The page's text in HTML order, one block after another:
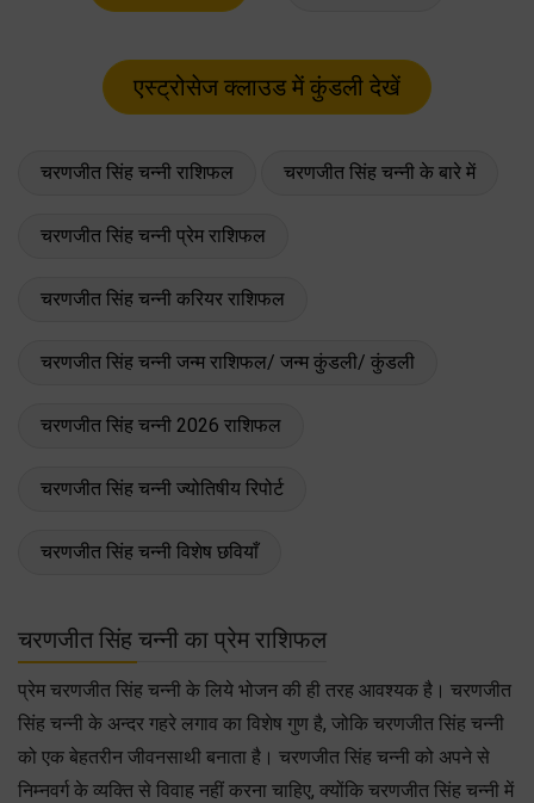
चरणजीत सिंह चन्नी राशिफल चरणजीत सिंह चन्नी के बारे में
चरणजीत सिंह चन्नी प्रेम राशिफल
चरणजीत सिंह चन्नी करियर राशिफल
चरणजीत सिंह चन्नी जन्म राशिफल/ जन्म कुंडली/ कुंडली
चरणजीत सिंह चन्नी 2026 राशिफल
चरणजीत सिंह चन्नी ज्योतिषीय रिपोर्ट
चरणजीत सिंह चन्नी विशेष छवियाँ
चरणजीत सिंह चन्नी का प्रेम राशिफल
प्रेम चरणजीत सिंह चन्नी के लिये भोजन की ही तरह आवश्यक है। चरणजीत
सिंह चन्नी के अन्दर गहरे लगाव का विशेष गुण है, जोकि चरणजीत सिंह चन्नी
को एक बेहतरीन जीवनसाथी बनाता है। चरणजीत सिंह चन्नी को अपने से
निम्नवर्ग के व्यक्ति से विवाह नहीं करना चाहिए, क्योंकि चरणजीत सिंह चन्नी में